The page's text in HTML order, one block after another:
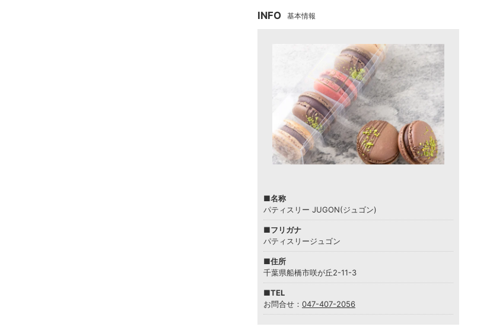
INFO 基本情報
■名称
パティスリー JUGON(ジュゴン)
■フリガナ
パティスリージュゴン
■住所
千葉県船橋市咲が丘2-11-3
■TEL
お問合せ： 047-407-2056